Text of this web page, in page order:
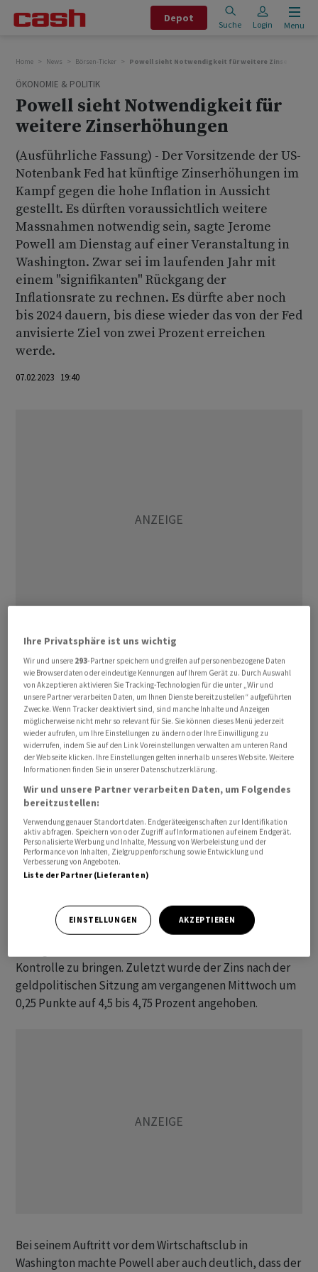
Depot
Suche Login Menu
Home News Börsen-Ticker Powell sieht Notwendigkeit für weitere
ÖKONOMIE & POLITIK
Powell sieht Notwendigkeit für
weitere Zinserhöhungen
(Ausführliche Fassung) - Der Vorsitzende der US-
Notenbank Fed hat künftige Zinserhöhungen im
Kampf gegen die hohe Inflation in Aussicht
gestellt. Es dürften voraussichtlich weitere
Massnahmen notwendig sein, sagte Jerome
Powell am Dienstag auf einer Veranstaltung in
Washington. Zwar sei im laufenden Jahr mit
einem "signifikanten" Rückgang der
Inflationsrate zu rechnen. Es dürfte aber noch
bis 2024 dauern, bis diese wieder das von der Fed
anvisierte Ziel von zwei Prozent erreichen
werde.
07.02.2023 19:40
Powell wies zudem darauf hin, dass der Arbeitsmarkt in
den USA in einer "ausserordentlich starken Verfassung
ist". Sollte die Stärke des Arbeitsmarktes weiter
anhalten, könnte der Höhepunkt der Zinserhöhungen
höher liegen, sagte der Notenbanker weiter.
Der Notenbankvorsitzende war zuletzt in der
vergangenen Woche nach einer Zinsentscheidung
Spekulationen an den Finanzmärkten
entgegengetreten, wonach die US-Zentralbank noch in
diesem Jahr mit Zinssenkungen beginnen könnte.
Hintergrund sind Rezessionsängste. An den
Finanzmärkten wurde darauf spekuliert, die Fed
könnte von ihrem Kampf gegen die hohe Inflation
Seit vergangenen März hat die Fed ihre Leitzinsen
Kontrolle zu bringen. Zuletzt wurde der Zins nach der
geldpolitischen Sitzung am vergangenen Mittwoch um
0,25 Punkte auf 4,5 bis 4,75 Prozent angehoben.
Bei seinem Auftritt vor dem Wirtschaftsclub in
Washington machte Powell aber auch deutlich, dass der
Ihre Privatsphäre ist uns wichtig
Wir und unsere 293-Partner speichern und greifen auf personenbezogene Daten
wie Browserdaten oder eindeutige Kennungen auf Ihrem Gerät zu. Durch Auswahl
von Akzeptieren aktivieren Sie Tracking-Technologien für die unter „Wir und
unsere Partner verarbeiten Daten, um Ihnen Dienste bereitzustellen“ aufgeführten
Zwecke. Wenn Tracker deaktiviert sind, sind manche Inhalte und Anzeigen
möglicherweise nicht mehr so relevant für Sie. Sie können dieses Menü jederzeit
wieder aufrufen, um Ihre Einstellungen zu ändern oder Ihre Einwilligung zu
widerrufen, indem Sie auf den Link Voreinstellungen verwalten am unteren Rand
der Webseite klicken. Ihre Einstellungen gelten innerhalb unseres Website. Weitere
Informationen finden Sie in unserer Datenschutzerklärung.
Wir und unsere Partner verarbeiten Daten, um Folgendes
bereitzustellen:
Verwendung genauer Standortdaten. Endgeräteeigenschaften zur Identifikation
aktiv abfragen. Speichern von oder Zugriff auf Informationen auf einem Endgerät.
Personalisierte Werbung und Inhalte, Messung von Werbeleistung und der
Performance von Inhalten, Zielgruppenforschung sowie Entwicklung und
Verbesserung von Angeboten.
Liste der Partner (Lieferanten)
EINSTELLUNGEN AKZEPTIEREN